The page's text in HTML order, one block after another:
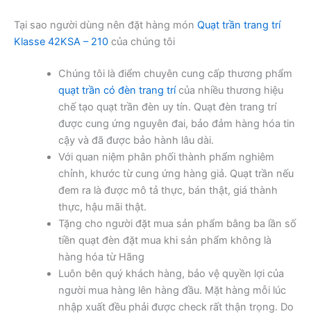
Tại sao người dùng nên đặt hàng món Quạt trần trang trí
Klasse 42KSA – 210 của chúng tôi
Chúng tôi là điểm chuyên cung cấp thương phẩm
quạt trần có đèn trang trícủa nhiều thương hiệu
chế tạo quạt trần đèn uy tín. Quạt đèn trang trí
được cung ứng nguyên đai, bảo đảm hàng hóa tin
cậy và đã được bảo hành lâu dài.
Với quan niệm phân phối thành phẩm nghiêm
chỉnh, khước từ cung ứng hàng giả. Quạt trần nếu
đem ra là được mô tả thực, bán thật, giá thành
thực, hậu mãi thật.
Tặng cho người đặt mua sản phẩm bằng ba lần số
tiền quạt đèn đặt mua khi sản phẩm không là
hàng hóa từ Hãng
Luôn bên quý khách hàng, bảo vệ quyền lợi của
người mua hàng lên hàng đầu. Mặt hàng mỗi lúc
nhập xuất đều phải được check rất thận trọng. Do